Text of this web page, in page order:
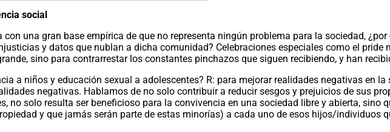
social
con una gran base empírica de que no representa ningún problema para la sociedad,
y datos que nublan a dicha comunidad? Celebraciones especiales como el
sino para contrarrestar los constantes pinchazos que siguen recibiendo, y han
a niños y educación sexual a adolescentes? R: para mejorar realidades negativas en
negativas. Hablamos de no solo contribuir a reducir sesgos y prejuicios de sus
no solo resulta ser beneficioso para la convivencia en una sociedad libre y abierta, sino
y que jamás serán parte de estas minorías) a cada uno de esos hijos/individuos